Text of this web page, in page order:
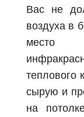
Вас не
воздуха в
место
теплового
сырую и
на